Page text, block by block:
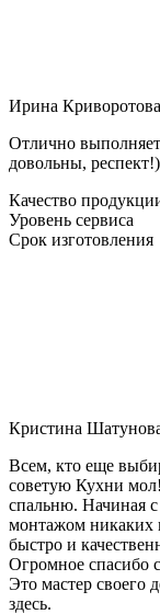
Ирина Криворотова
Отлично
довольны, респект!)
Качество
Уровень сервиса
Срок изготовления
Кристина
Всем, кто еще
советую Кухни
спальню. Начиная с
монтажом никаких
быстро и
Огромное спасибо
Это мастер своего
здесь.